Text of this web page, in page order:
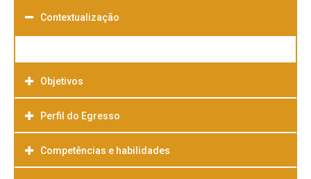
Contextualização
Objetivos
Perfil do Egresso
Competências e habilidades